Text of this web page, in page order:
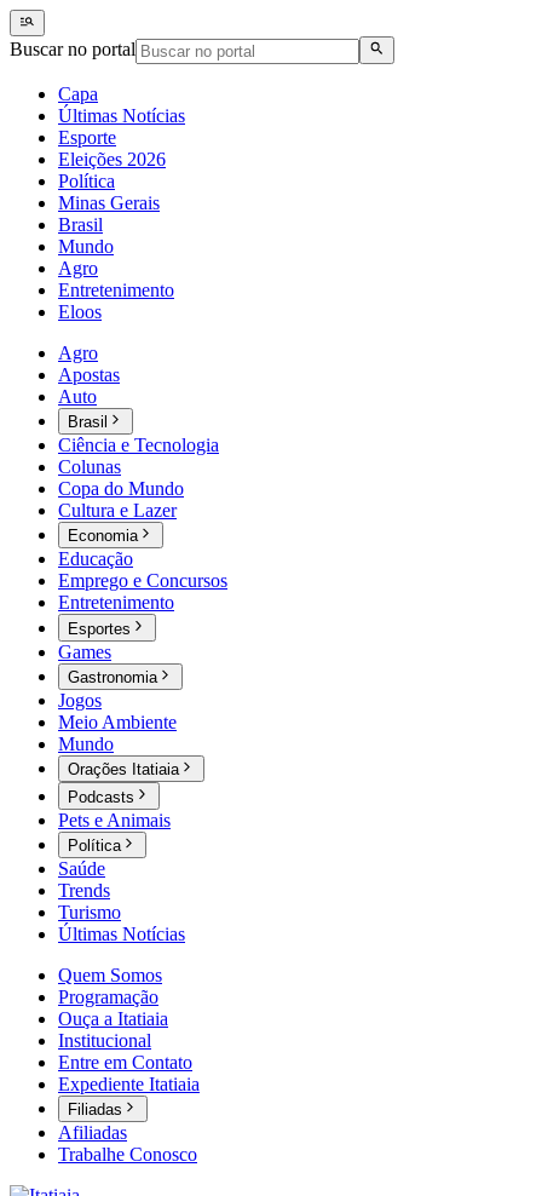
Buscar no portal
Capa
Últimas Notícias
Esporte
Eleições 2026
Política
Minas Gerais
Brasil
Mundo
Agro
Entretenimento
Eloos
Agro
Apostas
Auto
Brasil
Ciência e Tecnologia
Colunas
Copa do Mundo
Cultura e Lazer
Economia
Educação
Emprego e Concursos
Entretenimento
Esportes
Games
Gastronomia
Jogos
Meio Ambiente
Mundo
Orações Itatiaia
Podcasts
Pets e Animais
Política
Saúde
Trends
Turismo
Últimas Notícias
Quem Somos
Programação
Ouça a Itatiaia
Institucional
Entre em Contato
Expediente Itatiaia
Filiadas
Afiliadas
Trabalhe Conosco